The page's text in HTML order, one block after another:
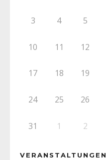
3 4 5
10 11 12
17 18 19
24 25 26
31 1 2
VERANSTALTUNGEN